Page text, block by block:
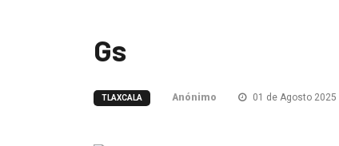
Gs
TLAXCALA Anónimo 01 de Agosto 2025